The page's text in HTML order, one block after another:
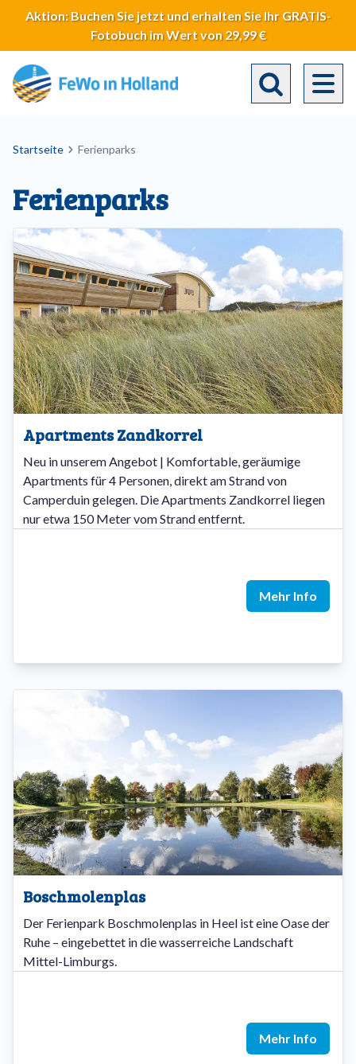
Direkt
Inhalt
Aktion: Buchen Sie jetzt und erhalten Sie Ihr GRATIS-
Fotobuch im Wert von 29,99 €
Toggle search
Breadcrumb
Startseite Ferienparks
Ferienparks
Apartments Zandkorrel
Neu in unserem Angebot | Komfortable, geräumige
Apartments für 4 Personen, direkt am Strand von
Camperduin gelegen. Die Apartments Zandkorrel liegen
nur etwa 150 Meter vom Strand entfernt.
Mehr Info
Boschmolenplas
Der Ferienpark Boschmolenplas in Heel ist eine Oase der
Ruhe – eingebettet in die wasserreiche Landschaft
Mittel-Limburgs.
Mehr Info